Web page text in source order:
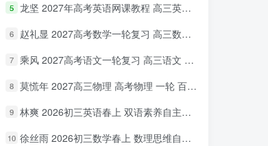
5 龙坚 2027年高考英语网课教程 高三英语 一轮复习视频教程 百度网盘下载
6 赵礼显 2027高考数学一轮复习 高三数学 网课视频教程暑假班 百度网盘下载
7 乘风 2027高考语文一轮复习 高三语文 网课视频教程暑秋班 百度网盘下载
8 莫慌年 2027高三物理 高考物理 一轮 百度网盘下载
9 林爽 2026初三英语春上 双语素养自主学习·TY·A+（一期）百度网盘下载
10 徐丝雨 2026初三数学春上 数理思维自主学习·TY·A+（二期）百度网盘下载